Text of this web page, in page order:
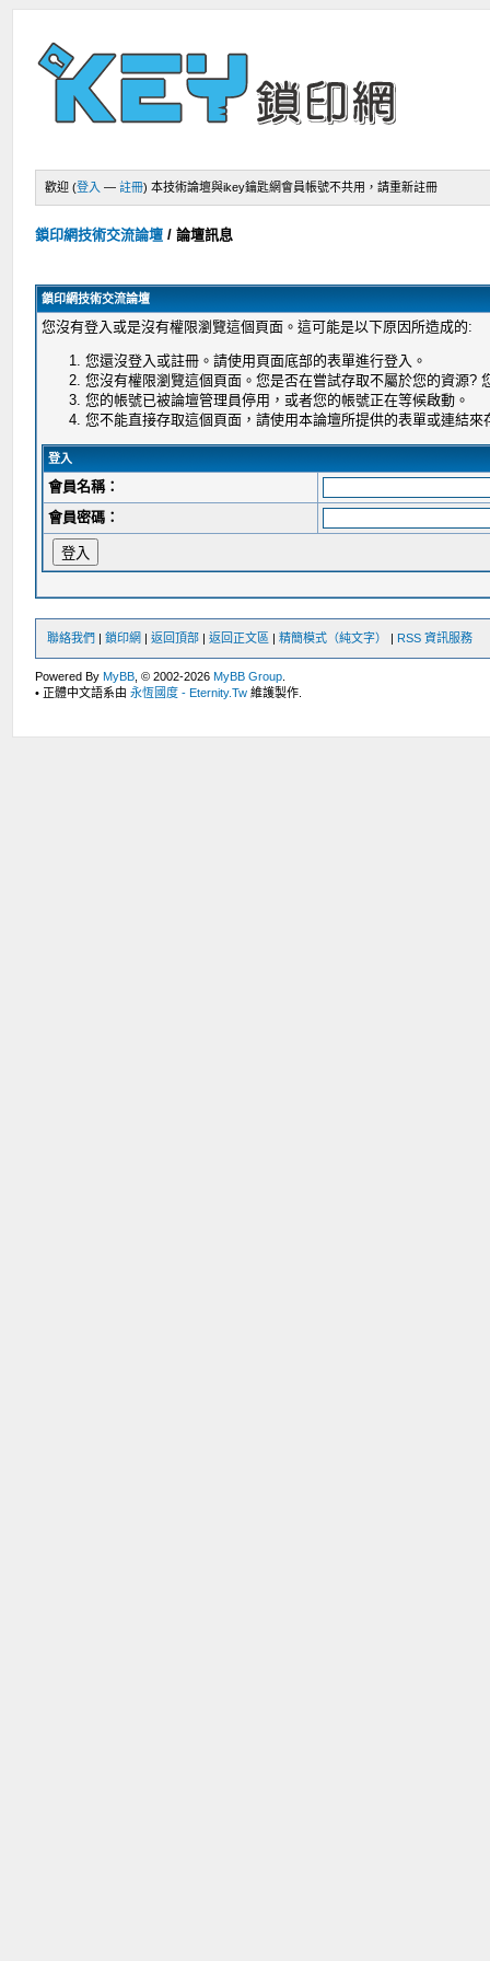
歡迎 (登入 —註冊) 本技術論壇與ikey鑰匙網會員帳號不共用，請重新註冊
鎖印網技術交流論壇 /論壇訊息
鎖印網技術交流論壇
您沒有登入或是沒有權限瀏覽這個頁面。這可能是以下原因所造成的:
您還沒登入或註冊。請使用頁面底部的表單進行登入。
您沒有權限瀏覽這個頁面。您是否在嘗試存取不屬於您的資源?
您的帳號已被論壇管理員停用，或者您的帳號正在等候啟動。
您不能直接存取這個頁面，請使用本論壇所提供的表單或連結來
登入
會員名稱：
會員密碼：
聯絡我們 |鎖印網 |返回頂部 |返回正文區 |精簡模式（純文字） | RSS 資訊服務
Powered ByMyBB , © 2002-2026MyBB Group
• 正體中文語系由永恆國度 - Eternity.Tw 維護製作.